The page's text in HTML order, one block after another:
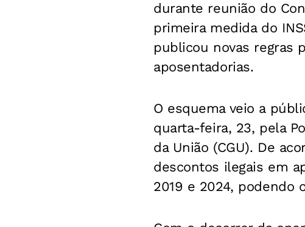
durante reunião do
primeira medida do
publicou novas regras
aposentadorias.
O esquema veio a
quarta-feira, 23, pela
da União (CGU). De
descontos ilegais em
2019 e 2024, podendo